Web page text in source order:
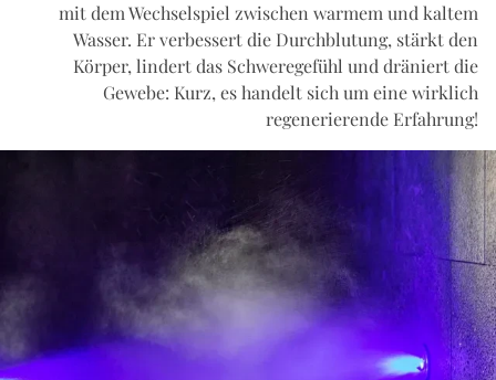
mit dem Wechselspiel zwischen warmem und kaltem
Wasser. Er verbessert die Durchblutung, stärkt den
Körper, lindert das Schweregefühl und dräniert die
Gewebe: Kurz, es handelt sich um eine wirklich
regenerierende Erfahrung!